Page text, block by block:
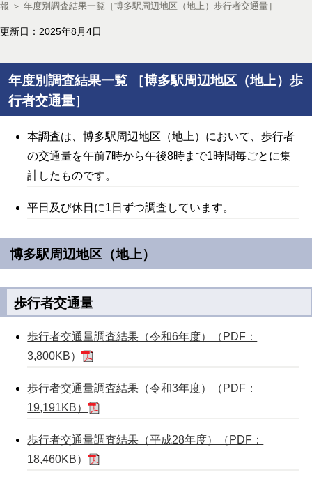
報 ＞ 年度別調査結果一覧［博多駅周辺地区（地上）歩行者交通量］
更新日：2025年8月4日
年度別調査結果一覧 ［博多駅周辺地区（地上）歩
行者交通量］
本調査は、博多駅周辺地区（地上）において、歩行者
の交通量を午前7時から午後8時まで1時間毎ごとに集
計したものです。
平日及び休日に1日ずつ調査しています。
博多駅周辺地区（地上）
歩行者交通量
歩行者交通量調査結果（令和6年度）（PDF：
3,800KB）
歩行者交通量調査結果（令和3年度）（PDF：
19,191KB）
歩行者交通量調査結果（平成28年度）（PDF：
18,460KB）